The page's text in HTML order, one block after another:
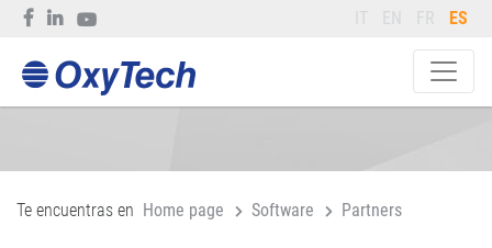
IT EN FR ES
Te encuentras en Home page Software Partners